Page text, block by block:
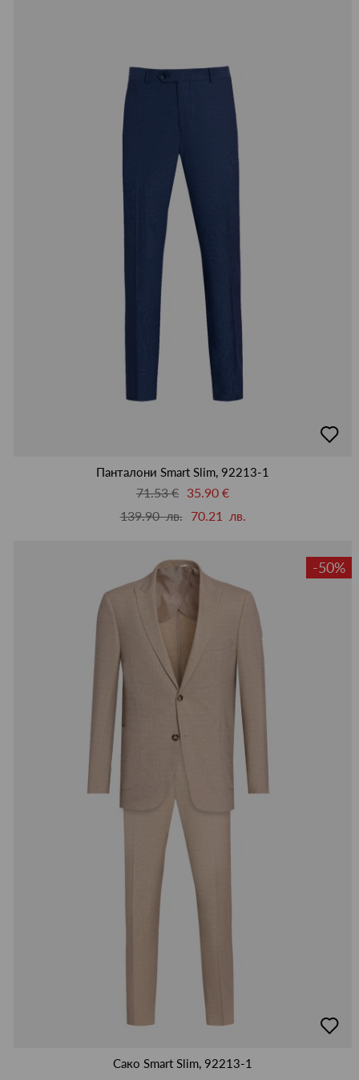
в
Панталони Smart Slim, 92213-1
71.53 € 35.90 €
139.90 лв.
70.21 лв.
-50%
в
Сако Smart Slim, 92213-1